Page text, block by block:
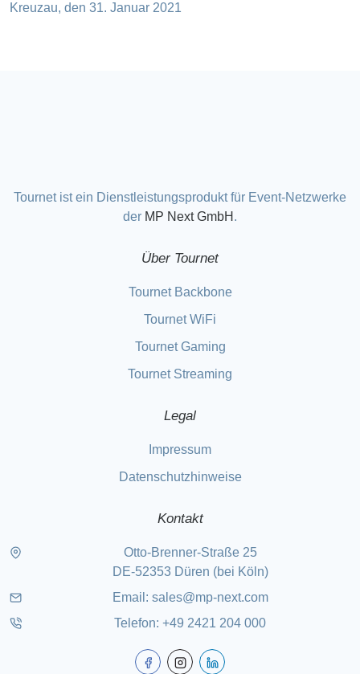
Kreuzau, den 31. Januar 2021
Tournet ist ein Dienstleistungsprodukt für Event-Netzwerke
der MP Next GmbH .
Über Tournet
Tournet Backbone
Tournet WiFi
Tournet Gaming
Tournet Streaming
Legal
Impressum
Datenschutzhinweise
Kontakt
Otto-Brenner-Straße 25
DE-52353 Düren (bei Köln)
Email: sales@mp-next.com
Telefon: +49 2421 204 000